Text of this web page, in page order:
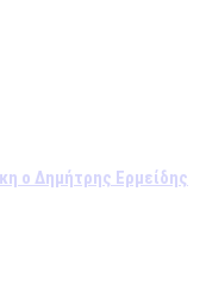
ο Δημήτρης Ερμείδης